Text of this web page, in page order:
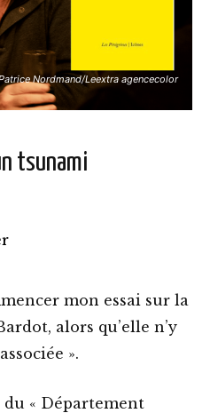
Nordmand/Leextra agencecolor
tsunami
mon essai sur la
alors qu’elle n’y
».
« Département